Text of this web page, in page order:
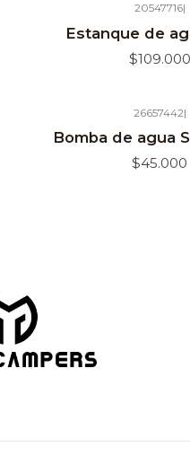
20547716|
Estanque de
$109.000
26657442|
Bomba de agua
$45.000